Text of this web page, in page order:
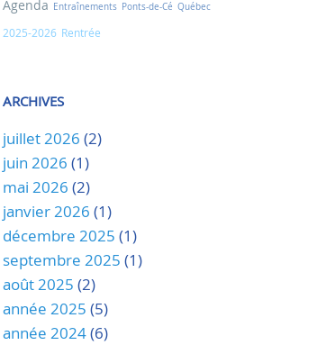
Agenda Entraînements Ponts-de-Cé Québec
2025-2026 Rentrée
ARCHIVES
juillet 2026 (2)
juin 2026 (1)
mai 2026 (2)
janvier 2026 (1)
décembre 2025 (1)
septembre 2025 (1)
août 2025 (2)
année 2025 (5)
année 2024(6)